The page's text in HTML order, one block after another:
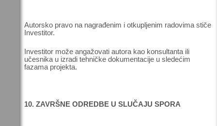
Autorsko pravo na nagrađenim i otkupljenim radovima stiče
Investitor.
Investitor može angažovati autora kao konsultanta ili
učesnika u izradi tehničke dokumentacije u sledećim
fazama projekta.
10. ZAVRŠNE ODREDBE U SLUČAJU SPORA